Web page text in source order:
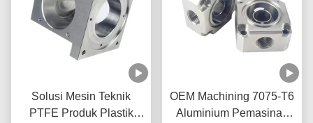
Solusi Mesin Teknik
PTFE Produk Plastik
OEM Machining 7075-T6
Aluminium Pemasinan